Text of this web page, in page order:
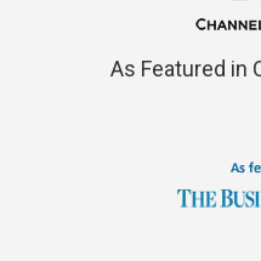
As Featured in